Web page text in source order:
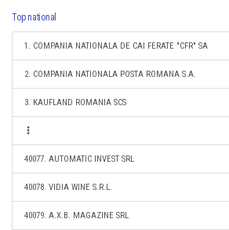
Top national
1. COMPANIA NATIONALA DE CAI FERATE "CFR" SA
2. COMPANIA NATIONALA POSTA ROMANA S.A.
3. KAUFLAND ROMANIA SCS
40077. AUTOMATIC INVEST SRL
40078. VIDIA WINE S.R.L.
40079. A.X.B. MAGAZINE SRL